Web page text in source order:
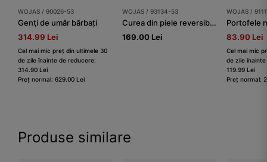
WOJAS / 90026-53
Genţi de umăr bărbați
314.99 Lei
Cel mai mic preț din ultimele 30
de zile înainte de reducere:
314.90 Lei
Preț normal: 629.00 Lei
WOJAS / 93134-53
Curea din piele reversibilă cu cataramă rotativă maro deschis-bleumarin
169.00 Lei
WOJAS /
Portofele
83.90 Lei
Cel mai mic
de zile
119.99 Lei
Preț normal:
Produse similare